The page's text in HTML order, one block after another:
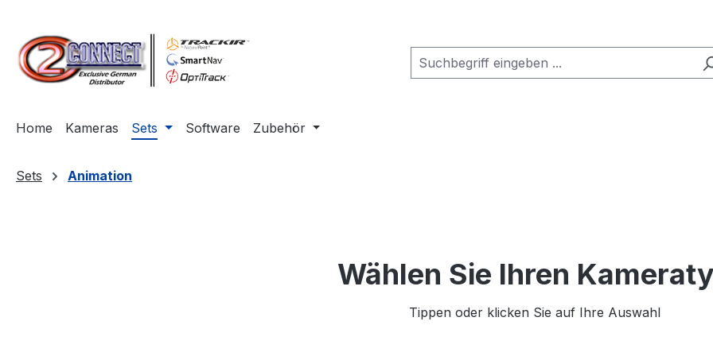
Home Kameras Sets Software Zubehör
Sets Animation
Wählen Sie Ihren
Tippen oder klicken Sie auf Ihre Auswahl